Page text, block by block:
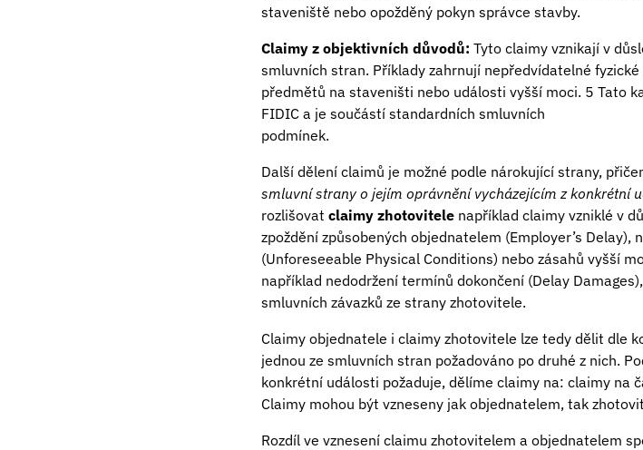
staveniště nebo opožděný pokyn správce stavby.
Claimy z objektivních důvodů: Tyto claimy vznikají v
smluvních stran. Příklady zahrnují nepředvídatelné
předmětů na staveništi nebo události vyšší moci. 5 Tato
FIDIC a je součástí standardních smluvních
podmínek.
Další dělení claimů je možné podle nárokující strany,
smluvní strany o jejím oprávnění vycházejícím z konkrétní
rozlišovat claimy zhotovitele například claimy vzniklé v
zpoždění způsobených objednatelem (Employer’s
(Unforeseeable Physical Conditions) nebo zásahů vyšší
například nedodržení termínů dokončení (Delay
smluvních závazků ze strany zhotovitele.
Claimy objednatele i claimy zhotovitele lze tedy dělit dle
jednou ze smluvních stran požadováno po druhé z nich.
konkrétní události požaduje, dělíme claimy na: claimy na
Claimy mohou být vzneseny jak objednatelem, tak
Rozdíl ve vznesení claimu zhotovitelem a objednatelem